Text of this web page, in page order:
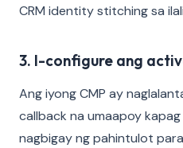
CRM identity stitching sa
3. I-configure ang
Ang iyong CMP ay
callback na umaapoy
nagbigay ng pahintulot